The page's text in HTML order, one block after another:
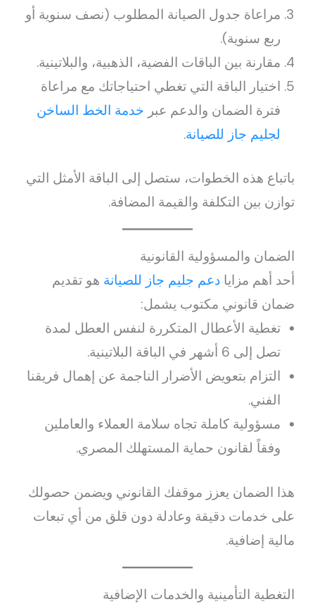
مراعاة جدول الصيانة المطلوب (نصف سنوية أو
ربع سنوية).
مقارنة بين الباقات الفضية، الذهبية، والبلاتينية.
اختيار الباقة التي تغطي احتياجاتك مع مراعاة
فترة الضمان والدعم عبر خدمة الخط الساخن
لجليم جاز للصيانة.
باتباع هذه الخطوات، ستصل إلى الباقة الأمثل التي
توازن بين التكلفة والقيمة المضافة.
الضمان والمسؤولية القانونية
أحد أهم مزايادعم جليم جاز للصيانة هو تقديم
ضمان قانوني مكتوب يشمل:
تغطية الأعطال المتكررة لنفس العطل لمدة
تصل إلى 6 أشهر في الباقة البلاتينية.
التزام بتعويض الأضرار الناجمة عن إهمال فريقنا
الفني.
مسؤولية كاملة تجاه سلامة العملاء والعاملين
وفقاً لقانون حماية المستهلك المصري.
هذا الضمان يعزز موقفك القانوني ويضمن حصولك
على خدمات دقيقة وعادلة دون قلق من أي تبعات
مالية إضافية.
التغطية التأمينية والخدمات الإضافية